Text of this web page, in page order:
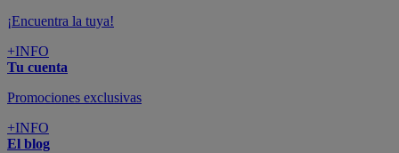
¡Encuentra la tuya!
+INFO
Tu cuenta
Promociones exclusivas
+INFO
El blog